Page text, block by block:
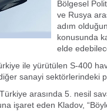
Bölgesel
ve Rusya
adım
konusunda
elde
ile yürütülen S-400
sanayi sektörlerindeki
arasında 5. nesil
işaret eden Kladov,